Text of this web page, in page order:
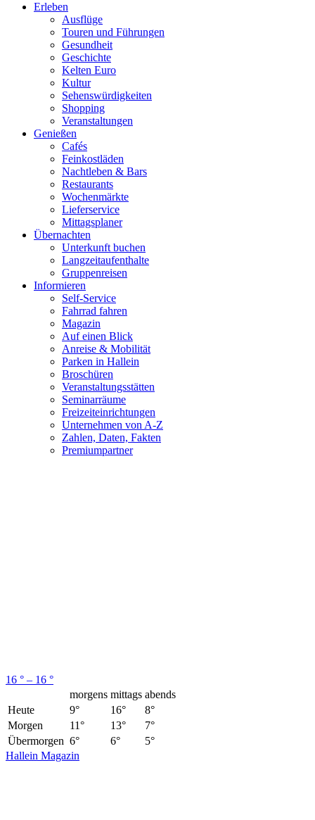
Erleben
Ausflüge
Touren und Führungen
Gesundheit
Geschichte
Kelten Euro
Kultur
Sehenswürdigkeiten
Shopping
Veranstaltungen
Genießen
Cafés
Feinkostläden
Nachtleben & Bars
Restaurants
Wochenmärkte
Lieferservice
Mittagsplaner
Übernachten
Unterkunft buchen
Langzeitaufenthalte
Gruppenreisen
Informieren
Self-Service
Fahrrad fahren
Magazin
Auf einen Blick
Anreise & Mobilität
Parken in Hallein
Broschüren
Veranstaltungsstätten
Seminarräume
Freizeiteinrichtungen
Unternehmen von A-Z
Zahlen, Daten, Fakten
Premiumpartner
16 ° – 16 °
morgens mittags abends
Heute
9° 16°
8°
Morgen
11° 13°
7°
Übermorgen 6° 6°
5°
Hallein Magazin